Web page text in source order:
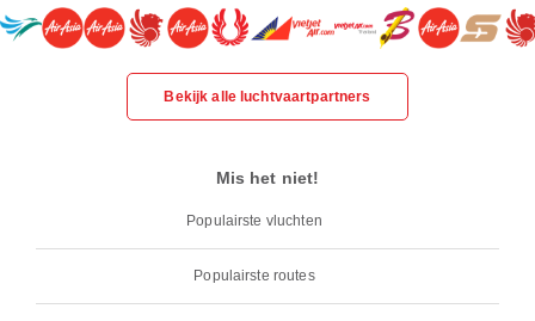
Bekijk alle luchtvaartpartners
Mis het niet!
Populairste vluchten
Populairste routes